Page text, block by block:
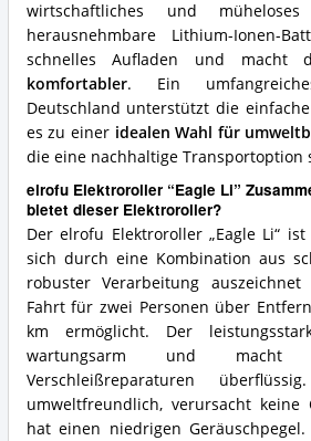
wirtschaftliches und
herausnehmbare Lithium-Ionen-
schnelles Aufladen und macht
komfortabler. Ein
Deutschland unterstützt die
es zu einer idealen Wahl für
die eine nachhaltige Transportoption
elrofu Elektroroller “Eagle Li”
bietet dieser Elektroroller?
Der elrofu Elektroroller „Eagle Li“
sich durch eine Kombination aus
robuster Verarbeitung
Fahrt für zwei Personen über
km ermöglicht. Der
wartungsarm und macht
Verschleißreparaturen
umweltfreundlich, verursacht keine
hat einen niedrigen